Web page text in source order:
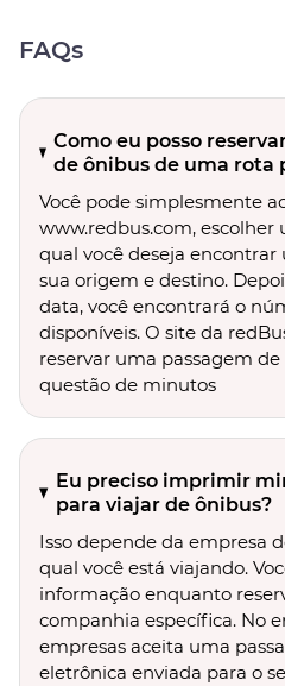
FAQs
Como eu posso
de ônibus de uma rota
Você pode simplesmente
www.redbus.com, escolher
qual você deseja
sua origem e destino.
data, você encontrará o
disponíveis. O site da
reservar uma passagem
questão de minutos
Eu preciso imprimir
para viajar de ônibus?
Isso depende da empresa
qual você está viajando.
informação enquanto
companhia específica. No
empresas aceita uma
eletrônica enviada para o